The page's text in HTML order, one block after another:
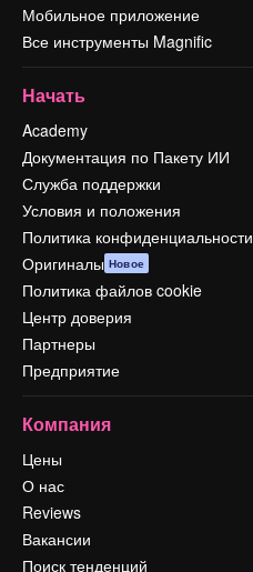
Мобильное приложение
Все инструменты Magnific
Начать
Academy
Документация по Пакету ИИ
Служба поддержки
Условия и положения
Политика конфиденциальности
Оригиналы Новое
Политика файлов cookie
Центр доверия
Партнеры
Предприятие
Компания
Цены
О нас
Reviews
Вакансии
Поиск тенденций